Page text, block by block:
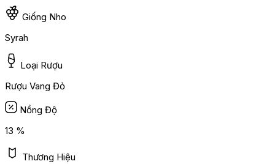
Giống Nho
Syrah
Loại Rượu
Rượu Vang Đỏ
Nồng Độ
13 %
Thương Hiệu